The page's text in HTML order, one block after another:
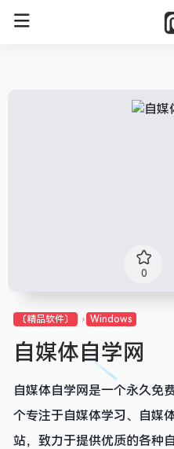
0
〔精品软件〕 Windows
自媒体自学网
自媒体自学网是一个永久免
个专注于自媒体学习、自媒
站，致力于提供优质的各种